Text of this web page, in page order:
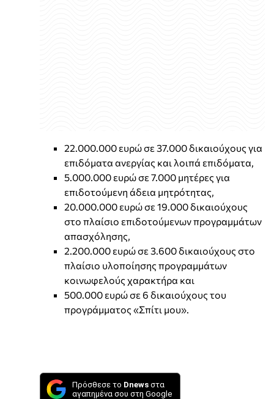
22.000.000 ευρώ σε 37.000 δικαιούχους για
επιδόματα ανεργίας και λοιπά επιδόματα,
5.000.000 ευρώ σε 7.000 μητέρες για
επιδοτούμενη άδεια μητρότητας,
20.000.000 ευρώ σε 19.000 δικαιούχους
στο πλαίσιο επιδοτούμενων προγραμμάτων
απασχόλησης,
2.200.000 ευρώ σε 3.600 δικαιούχους στο
πλαίσιο υλοποίησης προγραμμάτων
κοινωφελούς χαρακτήρα και
500.000 ευρώ σε 6 δικαιούχους του
προγράμματος «Σπίτι μου».
Πρόσθεσε το Dnews στα
αγαπημένα σου στη Google